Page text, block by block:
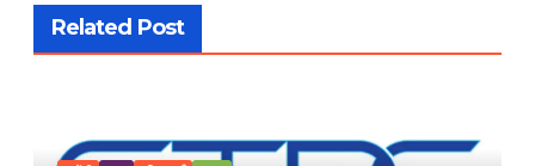
Related Post